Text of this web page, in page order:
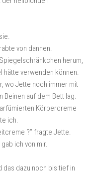
von dannen.
herum,
hätte verwenden können.
wo Jette noch immer mit
auf dem Bett lag.
Körpercreme
ich.
?” fragte Jette.
ich von mir.
das dazu noch bis tief in